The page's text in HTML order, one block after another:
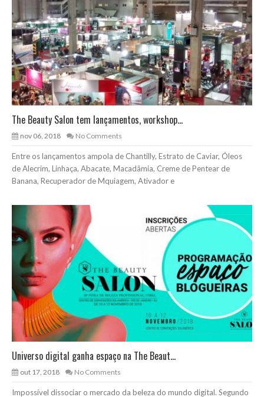
The Beauty Salon tem lançamentos, workshop...
nov 06, 2018 No Comments
Entre os lançamentos ampola de Chantilly, Estrato de Caviar, Óleos
de Alecrim, Linhaça, Abacate, Macadâmia, Creme de Pentear de
Banana, Recuperador de Mquiagem, Ativador e
Universo digital ganha espaço na The Beaut...
out 17, 2018 No Comments
Impossível dissociar o mercado da beleza do mundo digital. Segundo